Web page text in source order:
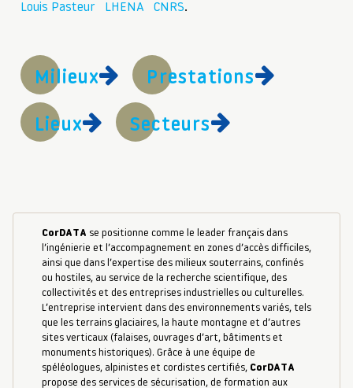
Louis Pasteur
LHENA CNRS.
Milieux Prestations
Lieux Secteurs
CorDATA se positionne comme le leader français dans
l’ingénierie et l’accompagnement en zones d’accès difficiles,
ainsi que dans l’expertise des milieux souterrains, confinés
ou hostiles, au service de la recherche scientifique, des
collectivités et des entreprises industrielles ou culturelles.
L’entreprise intervient dans des environnements variés, tels
que les terrains glaciaires, la haute montagne et d’autres
sites verticaux (falaises, ouvrages d’art, bâtiments et
monuments historiques). Grâce à une équipe de
spéléologues, alpinistes et cordistes certifiés, CorDATA
propose des services de sécurisation, de formation aux